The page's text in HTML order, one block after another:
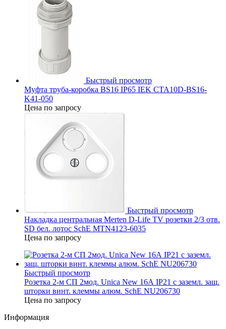
Быстрый просмотр
Муфта труба-коробка BS16 IP65 IEK CTA10D-BS16-
K41-050
Цена по запросу
Быстрый просмотр
Накладка центральная Merten D-Life TV розетки 2/3 отв.
SD бел. лотос SchE MTN4123-6035
Цена по запросу
Быстрый просмотр
Розетка 2-м СП 2мод. Unica New 16А IP21 с заземл. защ.
шторки винт. клеммы алюм. SchE NU206730
Цена по запросу
Информация